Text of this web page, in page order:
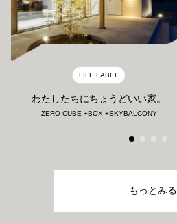
LIFE LABEL
わたしたちにちょうどいい家。
ZERO-CUBE +BOX +SKYBALCONY
もっとみる